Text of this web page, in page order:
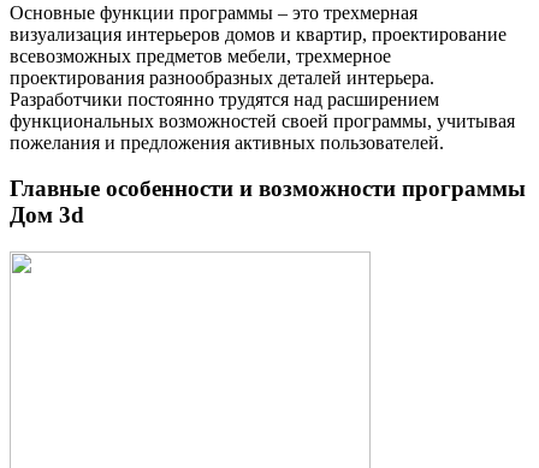
Основные функции программы – это трехмерная
визуализация интерьеров домов и квартир, проектирование
всевозможных предметов мебели, трехмерное
проектирования разнообразных деталей интерьера.
Разработчики постоянно трудятся над расширением
функциональных возможностей своей программы, учитывая
пожелания и предложения активных пользователей.
Главные особенности и возможности программы
Дом 3d